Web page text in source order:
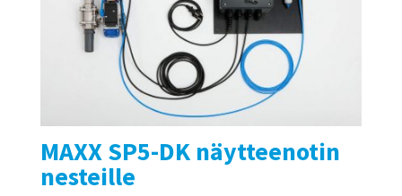
MAXX SP5-DK näytteenotin
nesteille